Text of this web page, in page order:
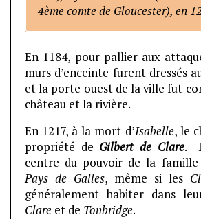
4ème comte de Gloucester), en
En 1184, pour pallier aux
murs d’enceinte furent dressés
et la porte ouest de la ville fut
château et la rivière.
En 1217, à la mort d’Isabelle, le
propriété de Gilbert de Clare.
centre du pouvoir de la
Pays de Galles, même si les
généralement habiter dans
Clare et de Tonbridge.